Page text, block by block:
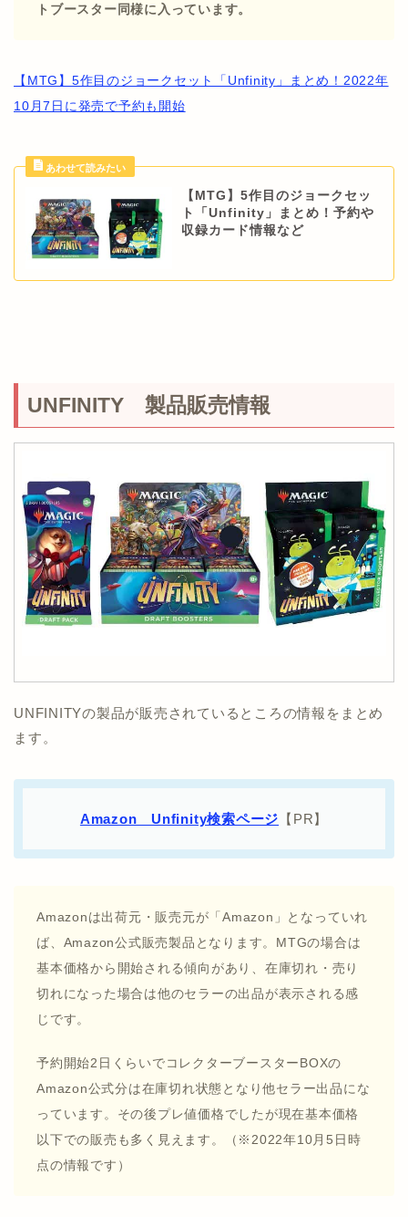
トブースター同様に入っています。
【MTG】5作目のジョークセット「Unfinity」まとめ！2022年
10月7日に発売で予約も開始
【MTG】5作目のジョークセッ
ト「Unfinity」まとめ！予約や
収録カード情報など
UNFINITY 製品販売情報
UNFINITYの製品が販売されているところの情報をまとめ
ます。
Amazon Unfinity検索ページ 【PR】
Amazonは出荷元・販売元が「Amazon」となっていれ
ば、Amazon公式販売製品となります。MTGの場合は
基本価格から開始される傾向があり、在庫切れ・売り
切れになった場合は他のセラーの出品が表示される感
じです。
予約開始2日くらいでコレクターブースターBOXの
Amazon公式分は在庫切れ状態となり他セラー出品にな
っています。その後プレ値価格でしたが現在基本価格
以下での販売も多く見えます。（※2022年10月5日時
点の情報です）